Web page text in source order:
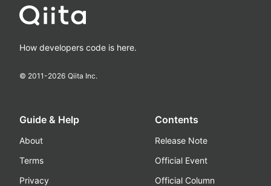
How developers code is here.
© 2011-2026 Qiita Inc.
Guide & Help
About
Terms
Privacy
Contents
Release Note
Official Event
Official Column